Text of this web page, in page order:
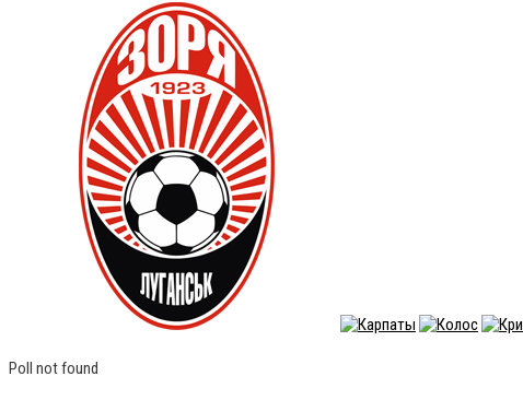
Poll not found